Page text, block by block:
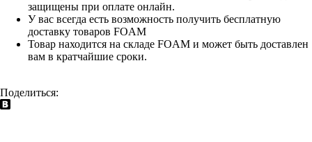
защищены при оплате онлайн.
У вас всегда есть возможность получить бесплатную
доставку товаров FOAM
Товар находится на складе FOAM и может быть доставлен
вам в кратчайшие сроки.
Поделиться: